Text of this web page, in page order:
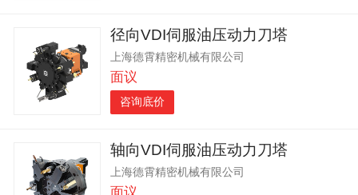
径向VDI伺服油压动力刀塔
上海德霄精密机械有限公司
面议
咨询底价
轴向VDI伺服油压动力刀塔
上海德霄精密机械有限公司